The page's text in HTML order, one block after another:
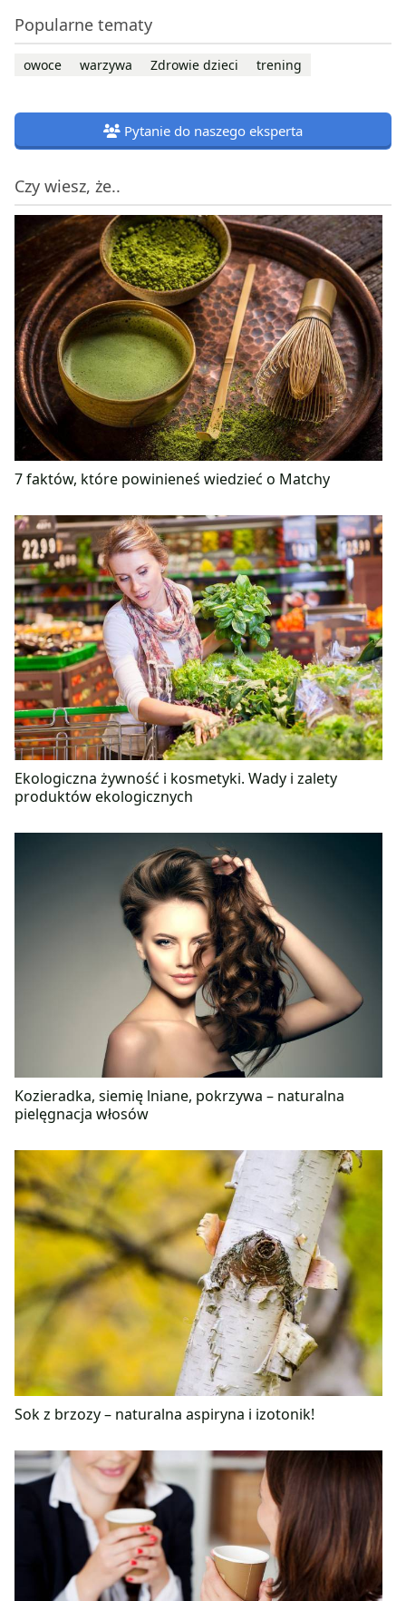
Popularne tematy
owoce warzywa Zdrowie dzieci trening
Pytanie do naszego eksperta
Czy wiesz, że..
7 faktów, które powinieneś wiedzieć o Matchy
Ekologiczna żywność i kosmetyki. Wady i zalety
produktów ekologicznych
Kozieradka, siemię lniane, pokrzywa – naturalna
pielęgnacja włosów
Sok z brzozy – naturalna aspiryna i izotonik!